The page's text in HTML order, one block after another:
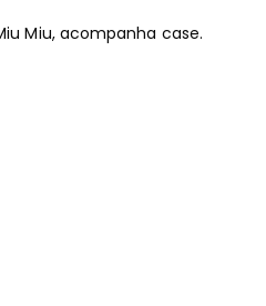
Miu, acompanha case.